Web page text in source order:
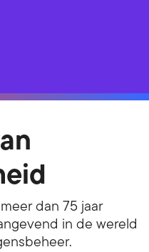
dan 75 jaar
in de wereld